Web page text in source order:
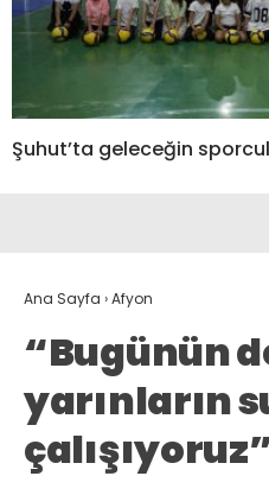
Şuhut’ta geleceğin
Ana Sayfa ›Afyon
“Bugünün
yarınların